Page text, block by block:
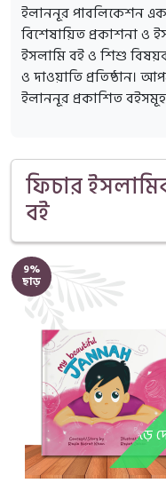
ইলাননূর পাবলিকেশন
বিশেষায়িত প্রকাশনা
ইসলামি বই ও শিশু
ও দাওয়াতি প্রতিষ্ঠান।
ইলাননূর প্রকাশিত
ফিচার
বই
9%
ছাড়
পড়ে